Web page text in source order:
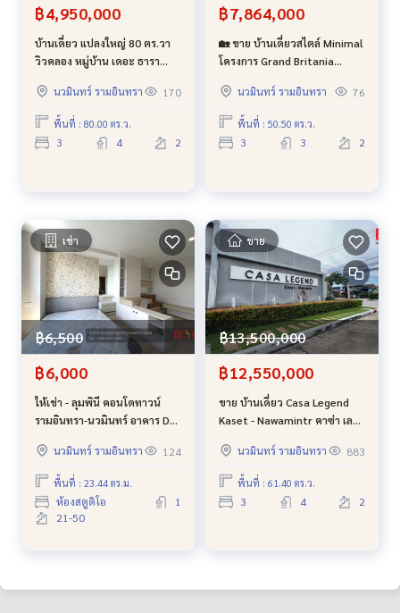
฿4,950,000
บ้านเดี่ยว แปลงใหญ่ 80 ตร.วา
วิวคลอง หมู่บ้าน เดอะ ธารา
109 ใกล้โรงเรียน โสมาภาพัฒนา
ใกล้ ห้างแฟชั่น รามอินทรา
นวมินทร์ รามอินทรา 170
พื้นที่ : 80.00 ตร.ว.
3 4 2
฿7,864,000
🏡 ขาย บ้านเดี่ยวสไตล์ Minimal
โครงการ Grand Britania
ส่วนกลาง ทำเลทอง!
นวมินทร์ รามอินทรา 76
พื้นที่ : 50.50 ตร.ว.
3 3 2
เช่า
฿6,500
฿6,000
ให้เช่า - ลุมพินี คอนโดทาวน์
รามอินทรา-นวมินทร์ อาคาร D
นวมินทร์ รามอินทรา
124
พื้นที่ : 23.44 ตร.ม.
ห้องสตูดิโอ
1
21-50
ขาย
฿13,500,000
฿12,550,000
ขาย บ้านเดี่ยว Casa Legend
Kaset - Nawamintr คาซ่า เล
มัยลาภ หลังมุม ถูกที่สุดใน
โครงการ รับสัญญา รีโนเวท
นวมินทร์ รามอินทรา 883
พื้นที่ : 61.40 ตร.ว.
3 4 2